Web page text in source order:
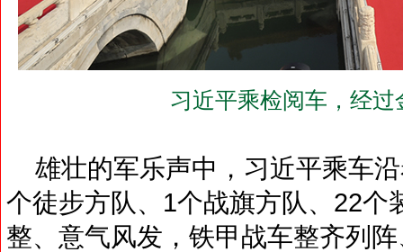
习近平乘检阅车，经
雄壮的军乐声中，习近平乘车
个徒步方队、1个战旗方队、22个
整、意气风发，铁甲战车整齐列